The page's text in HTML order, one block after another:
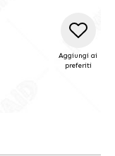
Aggiungi ai
preferiti